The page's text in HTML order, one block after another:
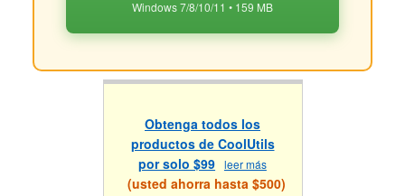
Windows 7/8/10/11 • 159 MB
Obtenga todos los
productos de CoolUtils
por solo $99 leer más
(usted ahorra hasta $500)